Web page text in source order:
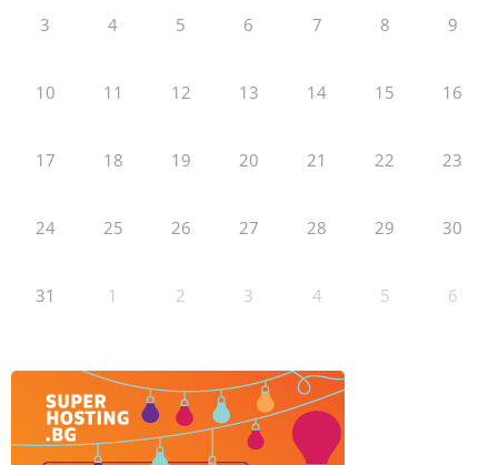
3 4 5 6 7 8 9
10 11 12 13 14 15 16
17 18 19 20 21 22 23
24 25 26 27 28 29 30
31 1 2 3 4 5 6